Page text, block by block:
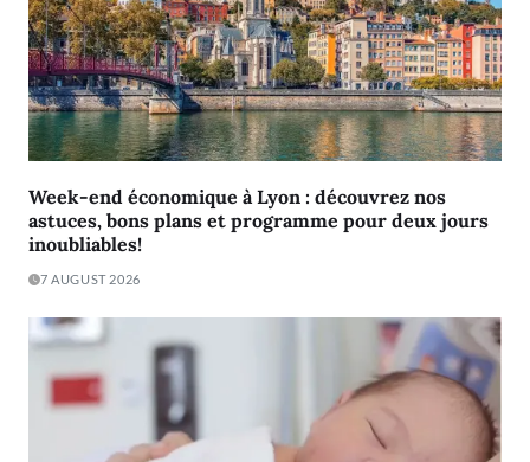
Week-end économique à Lyon : découvrez nos
astuces, bons plans et programme pour deux jours
inoubliables!
7 AUGUST 2026